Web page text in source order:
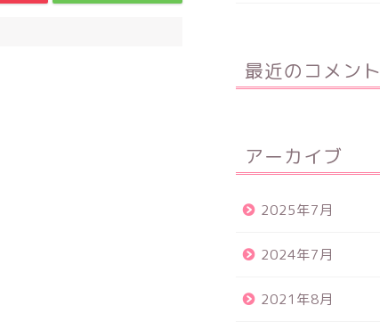
最近のコメント
アーカイブ
2025年7月
2024年7月
2021年8月